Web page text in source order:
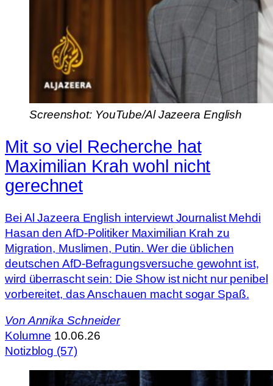
Screenshot: YouTube/Al Jazeera English
Mit so viel Recherche hat
Maximilian Krah wohl nicht
gerechnet
Bei Al Jazeera English interviewt Journalist Mehdi
Hasan den AfD-Politiker Maximilian Krah zu
Migration, Muslimen, Putin. Wer die üblichen
deutschen AfD-Befragungsversuche gewohnt ist,
wird überrascht sein: Die Show ist nicht nur penibel
vorbereitet, das Anschauen macht sogar Spaß.
Von Annika Schneider
Kolumne 10.06.26
Notizblog (57)